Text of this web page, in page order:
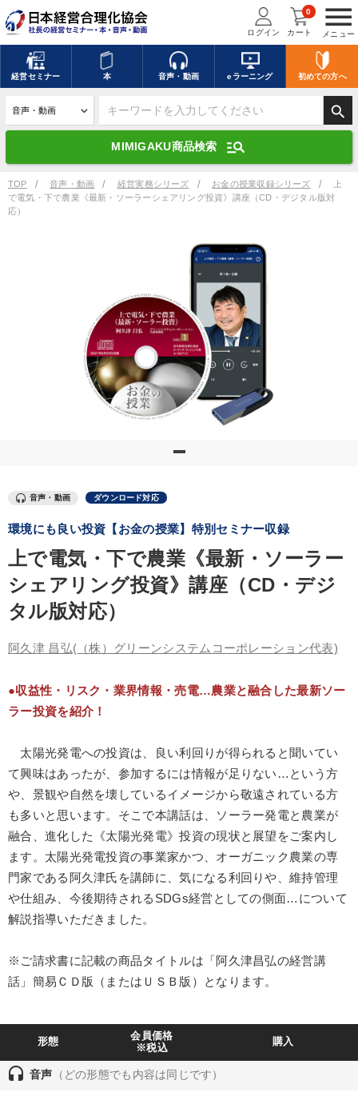
menu
メニュー
ログイン カート
0
経営セミナー 本 音声・動画 eラーニング 初めての方へ
search
MIMIGAKU商品検索 manage_search
キーワードを入力して探す
デジタル版対応のみ検索結果に表示する
search 上記の条件で検索
全国経営者セミナー講演収録物（全1315タイトル）からお探しいただけ
優秀各社の智恵と戦略 事業家のロマンと経営
若手異才経営者の発想 専門家のアドバイス
経済・景気・相場予測 数字・税務・決算書
歴史・古典に学ぶ実務講話 【2月】音声・映像
【最新刊】精神科医・和田秀樹の「老いない力」＋健康な社長と
会社をつくる厳選講話
企業戦略に学ぶ
業種
IT・サービス・金融業 コンサルタント 専門家
キーワード
対談・座談会 伝統・文化 入門篇
多様性・ダイバーシティ デザイン 大竹愼一
ondemand_video 経営音声・動画を探す
カテゴリー
TOP 音声・動画 経営実務シリーズ お金の授業収録シリーズ
上
で電気・下で農業《最新・ソーラーシェアリング投資》講座（CD・デジタル版対
応）
音声・動画 ダウンロード対応
環境にも良い投資【お金の授業】特別セミナー収録
上で電気・下で農業《最新・ソーラー
シェアリング投資》講座（CD・デジ
タル版対応）
阿久津 昌弘(（株）グリーンシステムコーポレーション代表)
●収益性・リスク・業界情報・売電…農業と融合した最新ソー
ラー投資を紹介！
太陽光発電への投資は、良い利回りが得られると聞いてい
て興味はあったが、参加するには情報が足りない…という方
や、景観や自然を壊しているイメージから敬遠されている方
も多いと思います。そこで本講話は、ソーラー発電と農業が
融合、進化した《太陽光発電》投資の現状と展望をご案内し
ます。太陽光発電投資の事業家かつ、オーガニック農業の専
門家である阿久津氏を講師に、気になる利回りや、維持管理
や仕組み、今後期待されるSDGs経営としての側面…について
解説指導いただきました。
※ご請求書に記載の商品タイトルは「阿久津昌弘の経営講
話」簡易ＣＤ版（またはＵＳＢ版）となります。
形態
会員価格
※税込
購入
headset 音声 （どの形態でも内容は同じです）